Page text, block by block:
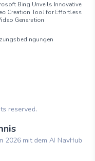
Bing Unveils Innovative
Creation Tool for Effortless
Generation
reserved.
2026 mit dem AI NavHub